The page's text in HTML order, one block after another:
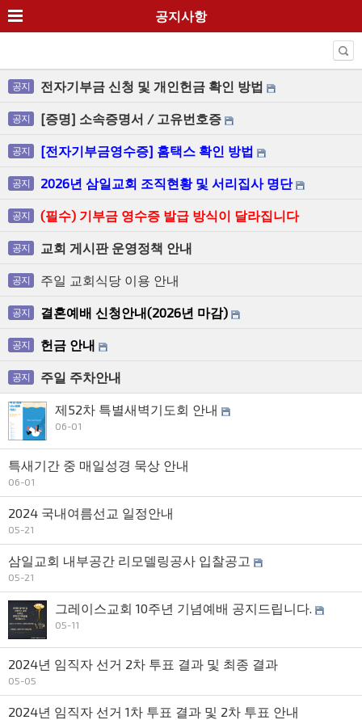
공지사항
공지 전자기부금 신청 및 개인헌금 확인 방법
공지 [증명] 소속증명서 / 고유번호증
공지 [전자기부금영수증] 홈택스 확인 방법
공지 2026년 삼일교회 조직현황 및 서리집사 명단
공지 (필수) 기부금 영수증 발급 방식이 달라집니다
공지 교회 게시판 운영정책 안내
공지 주일 교회식당 이용 안내
공지 결혼예배 신청안내(2026년 마감)
공지 헌금 안내
공지 주일 주차안내
제52차 특별새벽기도회 안내
06-01
특새기간 중 매일성경 묵상 안내
06-01
2024 국내여름선교 일정안내
05-21
삼일교회 내부공간 리모델링공사 입찰공고
05-21
그레이스교회 10주년 기념예배 공지드립니다.
05-11
2024년 임직자 선거 2차 투표 결과 및 최종 결과
05-05
2024년 임직자 선거 1차 투표 결과 및 2차 투표 안내